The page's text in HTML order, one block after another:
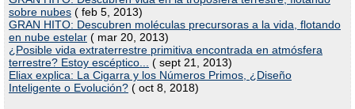
sobre nubes ( feb 5, 2013)
GRAN HITO: Descubren moléculas precursoras a la vida, flotando
en nube estelar ( mar 20, 2013)
¿Posible vida extraterrestre primitiva encontrada en atmósfera
terrestre? Estoy escéptico...
( sept 21, 2013)
Eliax explica: La Cigarra y los Números Primos, ¿Diseño
Inteligente o Evolución? ( oct 8, 2018)